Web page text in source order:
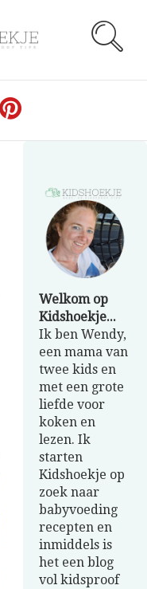
Welkom op
Kidshoekje...
Ik ben Wendy,
een mama van
twee kids en
met een grote
liefde voor
koken en
lezen. Ik
starten
Kidshoekje op
zoek naar
babyvoeding
recepten en
inmiddels is
het een blog
vol kidsproof